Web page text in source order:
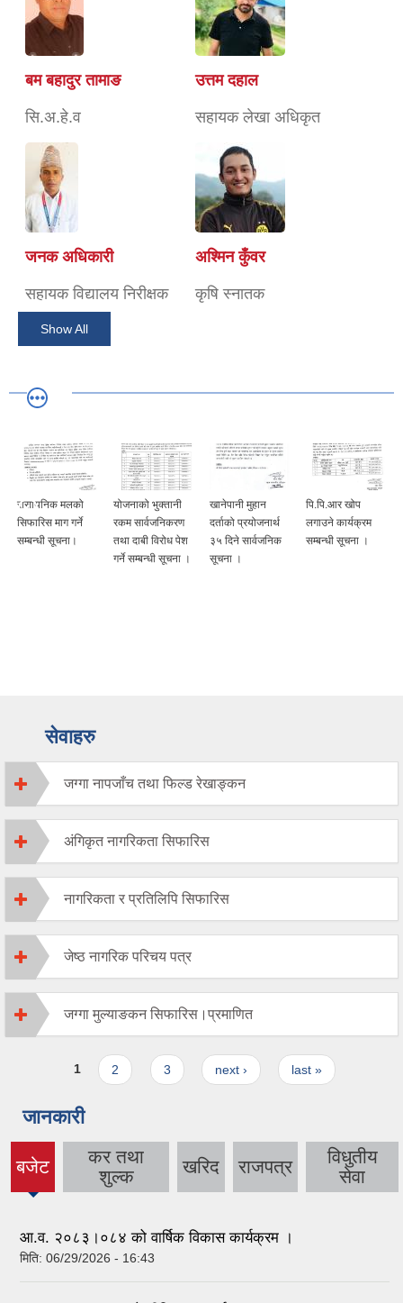
बम बहादुर तामाङ
सि.अ.हे.व
उत्तम दहाल
सहायक लेखा अधिकृत
जनक अधिकारी
सहायक विद्यालय निरीक्षक
अश्मिन कुँवर
कृषि स्नातक
Show All
रासायनिक मलको
सिफारिस माग गर्ने
सम्बन्धी सूचना।
योजनाको भुक्तानी
रकम सार्वजनिकरण
तथा दाबी विरोध पेश
गर्ने सम्बन्धी सूचना ।
खानेपानी मुहान
दर्ताको प्रयोजनार्थ
३५ दिने सार्वजनिक
सूचना ।
पि.पि.आर खोप
लगाउने कार्यक्रम
सम्बन्धी सूचना ।
सेवाहरु
जग्गा नापजाँच तथा फिल्ड रेखाङ्कन
अंगिकृत नागरिकता सिफारिस
नागरिकता र प्रतिलिपि सिफारिस
जेष्ठ नागरिक परिचय पत्र
जग्गा मुल्याङकन सिफारिस।प्रमाणित
Pages
1 2 3 next › last »
जानकारी
बजेट
(active
tab)
कर तथा
शुल्क
खरिद राजपत्र
विधुतीय
सेवा
आ.व. २०८३।०८४ को वार्षिक विकास कार्यक्रम ।
मिति: 06/29/2026 - 16:43